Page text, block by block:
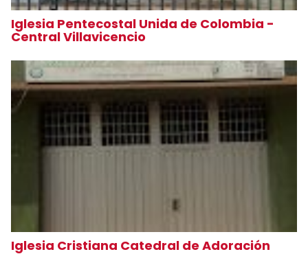
Iglesia Pentecostal Unida de Colombia -
Central Villavicencio
Iglesia Cristiana Catedral de Adoración